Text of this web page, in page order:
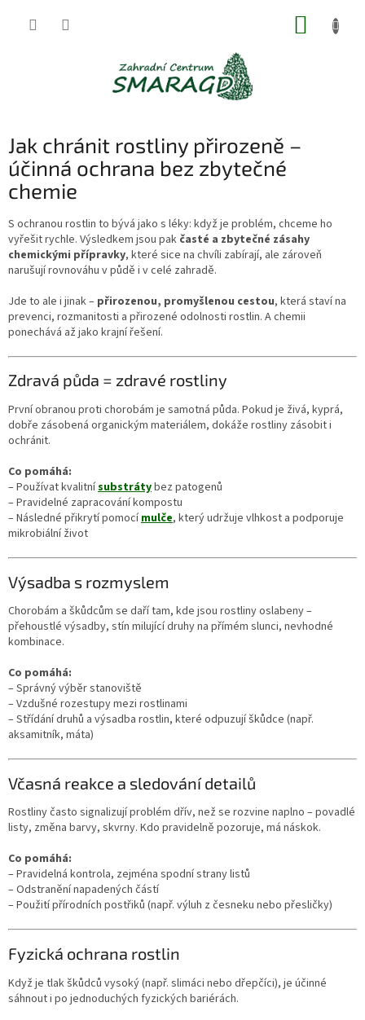
Jak chránit rostliny přirozeně –
účinná ochrana bez zbytečné
chemie
S ochranou rostlin to bývá jako s léky: když je problém, chceme ho
vyřešit rychle. Výsledkem jsou pak časté a zbytečné zásahy
chemickými přípravky, které sice na chvíli zabírají, ale zároveň
narušují rovnováhu v půdě i v celé zahradě.
Jde to ale i jinak – přirozenou, promyšlenou cestou, která staví na
prevenci, rozmanitosti a přirozené odolnosti rostlin. A chemii
ponechává až jako krajní řešení.
Zdravá půda = zdravé rostliny
První obranou proti chorobám je samotná půda. Pokud je živá, kyprá,
dobře zásobená organickým materiálem, dokáže rostliny zásobit i
ochránit.
Co pomáhá:
– Používat kvalitnísubstrátybez patogenů
– Pravidelné zapracování kompostu
– Následné přikrytí pomocímulče, který udržuje vlhkost a podporuje
mikrobiální život
Výsadba s rozmyslem
Chorobám a škůdcům se daří tam, kde jsou rostliny oslabeny –
přehoustlé výsadby, stín milující druhy na přímém slunci, nevhodné
kombinace.
Co pomáhá:
– Správný výběr stanoviště
– Vzdušné rozestupy mezi rostlinami
– Střídání druhů a výsadba rostlin, které odpuzují škůdce (např.
aksamitník, máta)
Včasná reakce a sledování detailů
Rostliny často signalizují problém dřív, než se rozvine naplno – povadlé
listy, změna barvy, skvrny. Kdo pravidelně pozoruje, má náskok.
Co pomáhá:
– Pravidelná kontrola, zejména spodní strany listů
– Odstranění napadených částí
– Použití přírodních postřiků (např. výluh z česneku nebo přesličky)
Fyzická ochrana rostlin
Když je tlak škůdců vysoký (např. slimáci nebo dřepčíci), je účinné
sáhnout i po jednoduchých fyzických bariérách.